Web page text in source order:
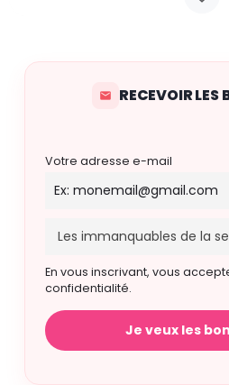
RECEVOIR LES
Votre adresse e-mail
En vous inscrivant, vous
confidentialité.